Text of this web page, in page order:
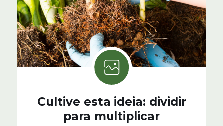
Cultive esta ideia: dividir
para multiplicar